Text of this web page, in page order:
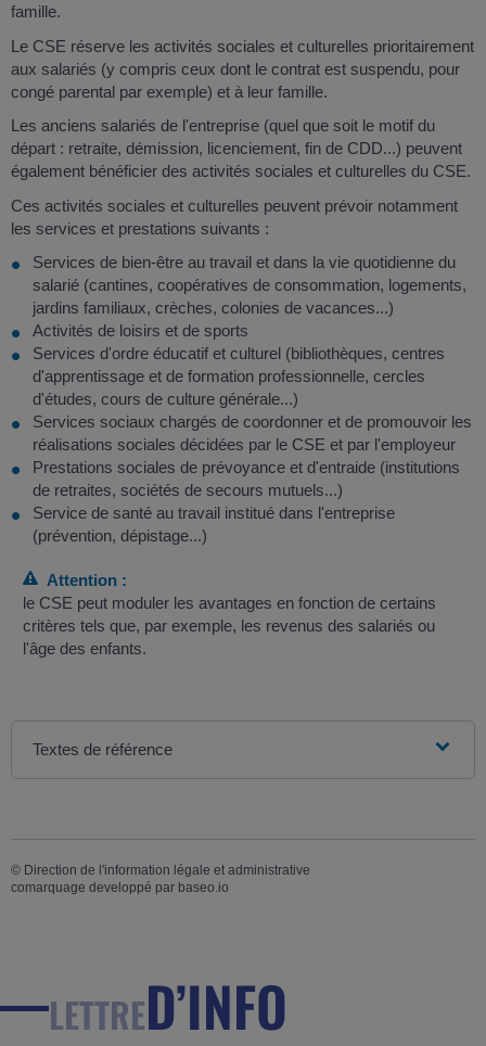
famille.
Le CSE réserve les activités sociales et culturelles prioritairement
aux salariés (y compris ceux dont le contrat est suspendu, pour
congé parental par exemple) et à leur famille.
Les anciens salariés de l'entreprise (quel que soit le motif du
départ : retraite, démission, licenciement, fin de CDD...) peuvent
également bénéficier des activités sociales et culturelles du CSE.
Ces activités sociales et culturelles peuvent prévoir notamment
les services et prestations suivants :
Services de bien-être au travail et dans la vie quotidienne du
salarié (cantines, coopératives de consommation, logements,
jardins familiaux, crèches, colonies de vacances...)
Activités de loisirs et de sports
Services d'ordre éducatif et culturel (bibliothèques, centres
d'apprentissage et de formation professionnelle, cercles
d'études, cours de culture générale...)
Services sociaux chargés de coordonner et de promouvoir les
réalisations sociales décidées par le CSE et par l'employeur
Prestations sociales de prévoyance et d'entraide (institutions
de retraites, sociétés de secours mutuels...)
Service de santé au travail institué dans l'entreprise
(prévention, dépistage...)
Attention :
le CSE peut moduler les avantages en fonction de certains
critères tels que, par exemple, les revenus des salariés ou
l'âge des enfants.
Textes de référence
© Direction de l'information légale et administrative
comarquage developpé par baseo.io
LETTRED’INFO